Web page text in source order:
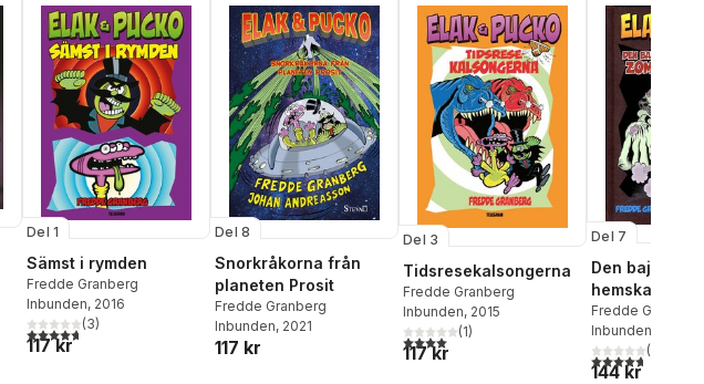
Del 1
Sämst i rymden
Fredde Granberg
Inbunden, 2016
4,7utav 5 stjärnor. Totalt antal röster:
(3)
117 kr
Del 8
Snorkråkorna från
planeten Prosit
Fredde Granberg
Inbunden, 2021
117 kr
Del 3
Tidsresekalsongerna
Fredde Granberg
Inbunden, 2015
4,0utav 5 stjärnor. Totalt antal röster:
(1)
117 kr
Del 7
Den bajsa-i-
hemska
Fredde Granberg
Inbunden
4,7utav 5(
144 kr